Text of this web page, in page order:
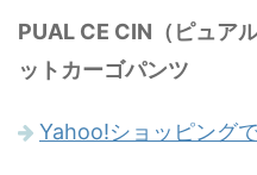
PUAL CE CIN（ピュア
ットカーゴパンツ
Yahoo!ショッピング